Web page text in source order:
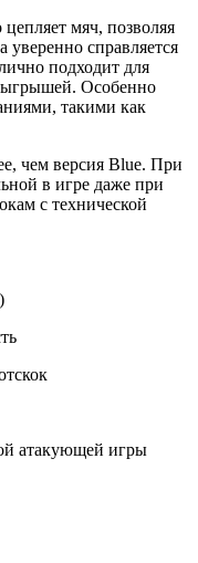
мяч, позволяя
уверенно справляется
подходит для
Особенно
такими как
чем версия Blue. При
в игре даже при
с технической
атакующей игры